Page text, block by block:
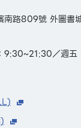
南路809號 外圖書
9:30~21:30／週